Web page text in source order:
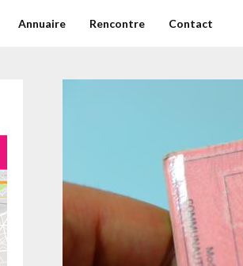
Annuaire Rencontre Contact